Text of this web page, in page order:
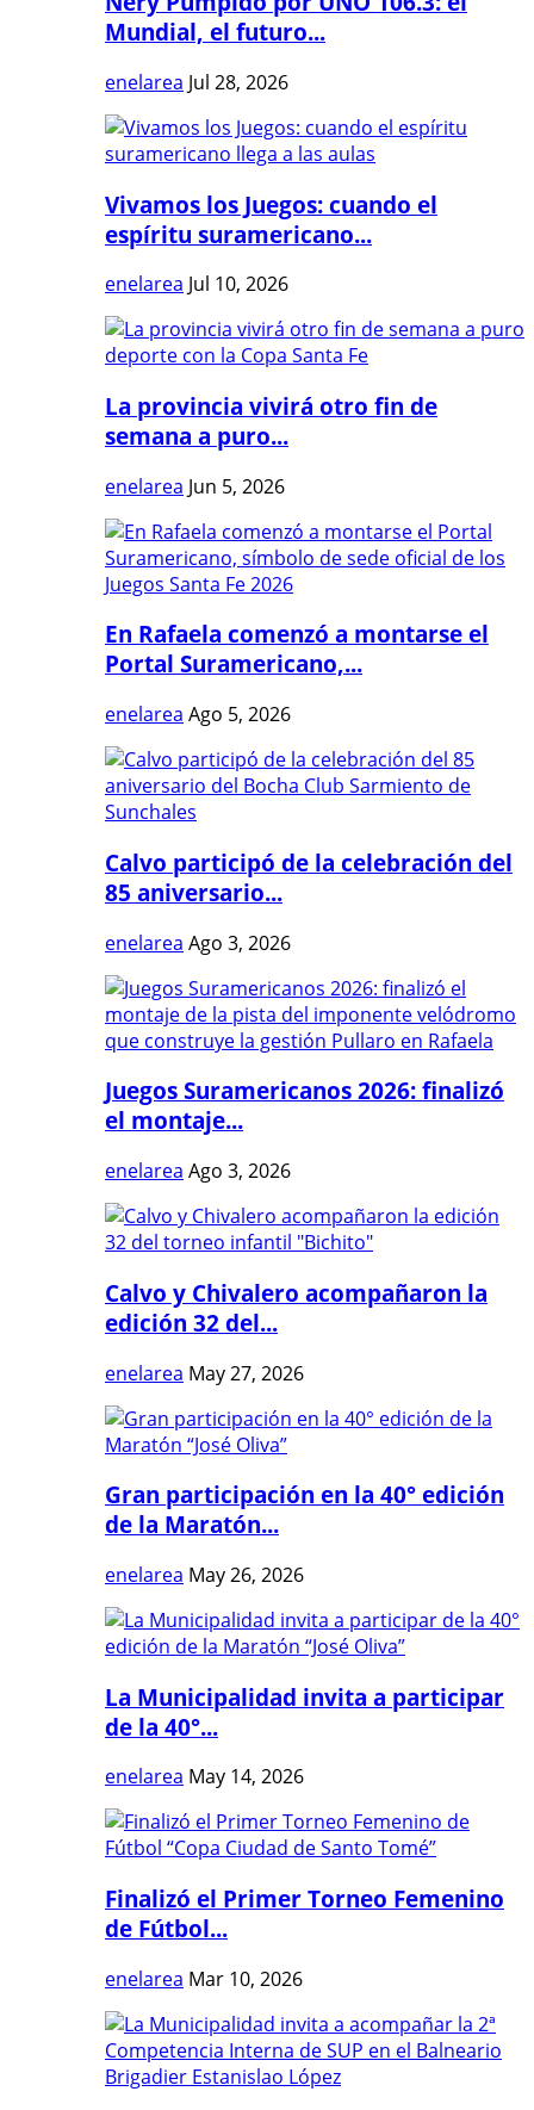
Mundial, el futuro...
enelarea Jul 28, 2026
Vivamos los Juegos: cuando el
espíritu suramericano...
enelarea Jul 10, 2026
La provincia vivirá otro fin de
semana a puro...
enelarea Jun 5, 2026
En Rafaela comenzó a montarse el
Portal Suramericano,...
enelarea Ago 5, 2026
Calvo participó de la celebración del
85 aniversario...
enelarea Ago 3, 2026
Juegos Suramericanos 2026: finalizó
el montaje...
enelarea Ago 3, 2026
Calvo y Chivalero acompañaron la
edición 32 del...
enelarea May 27, 2026
Gran participación en la 40° edición
de la Maratón...
enelarea May 26, 2026
La Municipalidad invita a participar
de la 40°...
enelarea May 14, 2026
Finalizó el Primer Torneo Femenino
de Fútbol...
enelarea Mar 10, 2026